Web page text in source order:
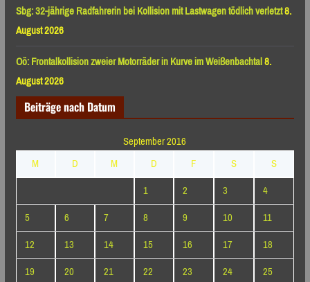
Sbg: 32-jährige Radfahrerin bei Kollision mit Lastwagen tödlich verletzt8.
August 2026
Oö: Frontalkollision zweier Motorräder in Kurve im Weißenbachtal8.
August 2026
Beiträge nach Datum
September 2016
M
D M D F S
S
1
2 3
4
5
6 7 8 9 10
11
12
13 14 15 16 17
18
19
20 21 22 23 24
25